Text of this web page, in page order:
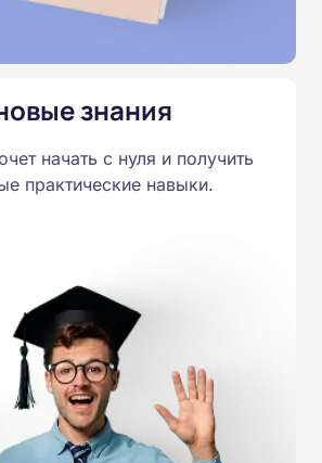
знания
начать с нуля и получить
практические навыки.